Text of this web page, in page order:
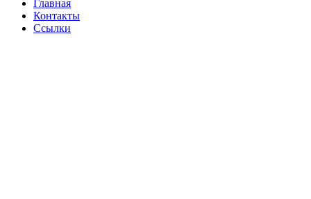
Главная
Контакты
Ссылки